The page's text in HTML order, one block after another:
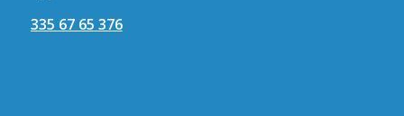
335 67 65 376